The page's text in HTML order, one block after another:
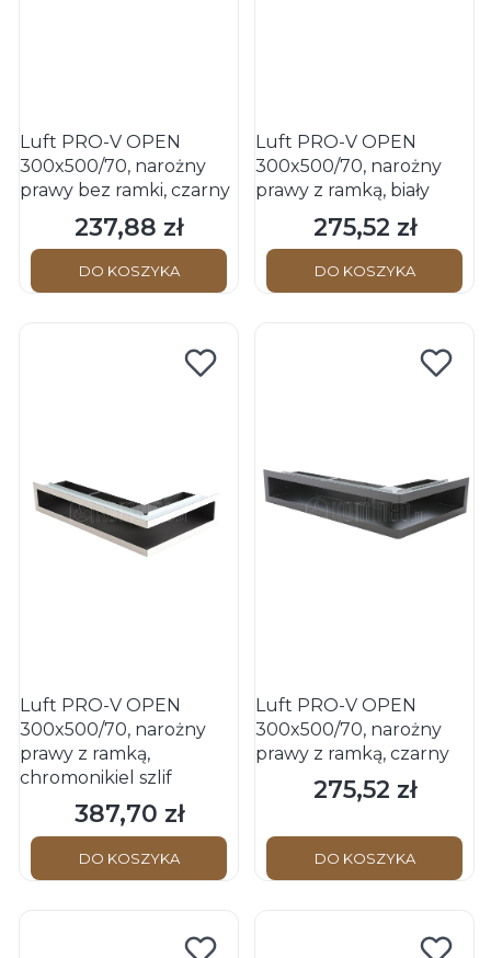
Luft PRO-V OPEN
300x500/70, narożny
prawy bez ramki, czarny
Cena
237,88 zł
DO KOSZYKA
Luft PRO-V OPEN
300x500/70, narożny
prawy z ramką, biały
Cena
275,52 zł
DO KOSZYKA
Luft PRO-V OPEN
300x500/70, narożny
prawy z ramką,
chromonikiel szlif
Cena
387,70 zł
DO KOSZYKA
Luft PRO-V OPEN
300x500/70, narożny
prawy z ramką, czarny
Cena
275,52 zł
DO KOSZYKA